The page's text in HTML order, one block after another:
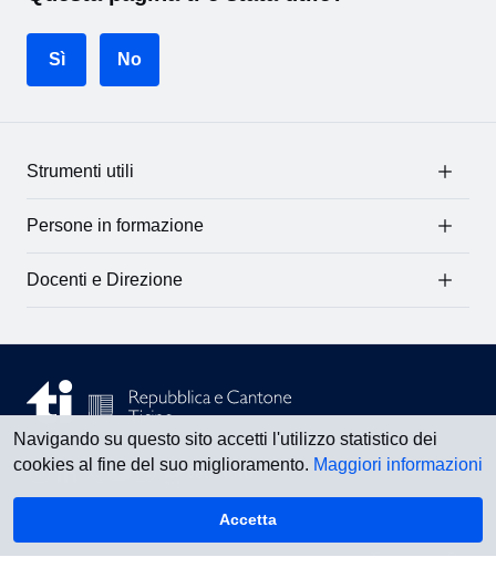
Navigando su questo sito accetti l'utilizzo statistico dei
cookies al fine del suo miglioramento. Maggiori informazioni
Accetta
Sì No
Strumenti utili
Persone in formazione
Docenti e Direzione
Vedi tutti
Torna su